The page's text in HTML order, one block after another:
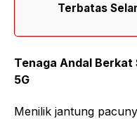
Terbatas
Tenaga Andal Berkat
5G
Menilik jantung